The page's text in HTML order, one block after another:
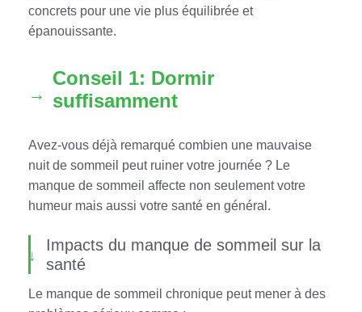
concrets pour une vie plus équilibrée et
épanouissante.
Conseil 1: Dormir
suffisamment
Avez-vous déjà remarqué combien une mauvaise
nuit de sommeil peut ruiner votre journée ? Le
manque de sommeil affecte non seulement votre
humeur mais aussi votre santé en général.
Impacts du manque de sommeil sur la
santé
Le manque de sommeil chronique peut mener à des